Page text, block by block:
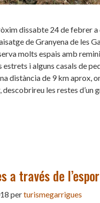
dissabte 24 de febrer
de Granyena de les
molts espais amb
i alguns casals de
distància de 9 km aprox,
descobrireu les restes d’un
a través de
perturismegarrigues